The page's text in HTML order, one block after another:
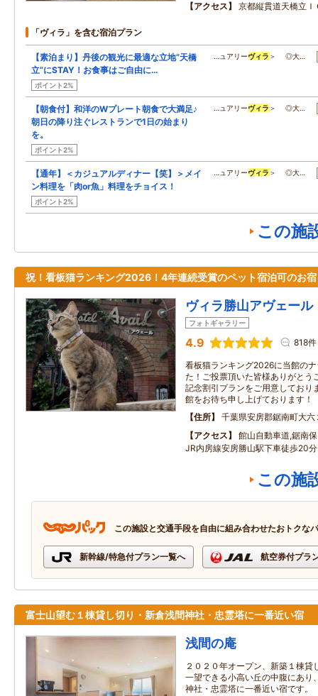
アクセス
京都縦貫道天橋立
「ヴィラ」を含む宿泊プラン
【素泊まり】丹後の観光に最適な立地”天橋
立”にSTAY！お食事はご自由に…
ポイント2%
…ュアリーヴィラ ＞ ◎大…
【朝食付】和洋のWプレート朝食で大満足♪
朝日の降り注ぐレストランで1日の始まり
を。
ポイント2%
…ュアリーヴィラ ＞ ◎大…
【通年】＜カジュアルディナー【笑】＞メイ
ン料理を「肉or魚」料理をチョイス！
ポイント2%
…ュアリーヴィラ ＞ ◎大…
この施
祝！看板猫ランキング2026！4年連続受賞のペット宿泊可のお
ヴィラ勝山アヴェール
フォトギャラリー
4.9 818件
看板猫ランキング2026に当館の
た！ご投票頂いた皆様ありがとう
記念割引プランをご用意しており
館をお待ち申し上げております！
住所
千葉県安房郡鋸南町大六
アクセス
館山自動車道,鋸南
JR内房線安房勝山駅下車徒歩20
この施
この施設と交通手段を自由に組み合わせたおトクな
新幹線/特急付プラン一覧へ 航空券付プラ
富士山望む１棟貸し切り・新倉浅間神社・忠霊塔に一番近い宿
浅間の庵
２０２０年オープン、新築１棟貸
一望できる小高い丘の中腹にあり
神社・忠霊塔に一番近い宿です。